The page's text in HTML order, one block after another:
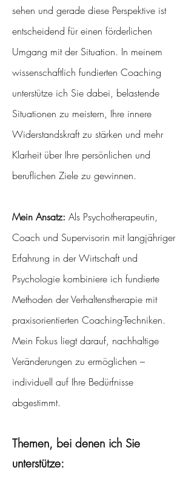
sehen und gerade diese Perspektive ist
entscheidend für einen förderlichen
Umgang mit der Situation. In meinem
wissenschaftlich fundierten Coaching
unterstütze ich Sie dabei, belastende
Situationen zu meistern, Ihre innere
Widerstandskraft zu stärken und mehr
Klarheit über Ihre persönlichen und
beruflichen Ziele zu gewinnen.
Mein Ansatz: Als Psychotherapeutin,
Coach und Supervisorin mit langjähriger
Erfahrung in der Wirtschaft und
Psychologie kombiniere ich fundierte
Methoden der Verhaltenstherapie mit
praxisorientierten Coaching-Techniken.
Mein Fokus liegt darauf, nachhaltige
Veränderungen zu ermöglichen –
individuell auf Ihre Bedürfnisse
abgestimmt.
Themen, bei denen ich Sie
unterstütze: